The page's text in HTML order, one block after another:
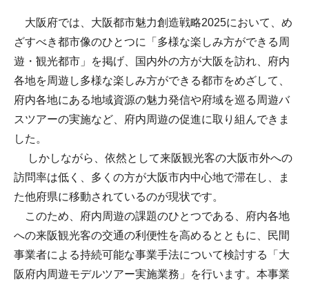
大阪府では、大阪都市魅力創造戦略2025において、め
ざすべき都市像のひとつに「多様な楽しみ方ができる周
遊・観光都市」を掲げ、国内外の方が大阪を訪れ、府内
各地を周遊し多様な楽しみ方ができる都市をめざして、
府内各地にある地域資源の魅力発信や府域を巡る周遊バ
スツアーの実施など、府内周遊の促進に取り組んできま
した。
しかしながら、依然として来阪観光客の大阪市外への
訪問率は低く、多くの方が大阪市内中心地で滞在し、ま
た他府県に移動されているのが現状です。
このため、府内周遊の課題のひとつである、府内各地
への来阪観光客の交通の利便性を高めるとともに、民間
事業者による持続可能な事業手法について検討する「大
阪府内周遊モデルツアー実施業務」を行います。本事業